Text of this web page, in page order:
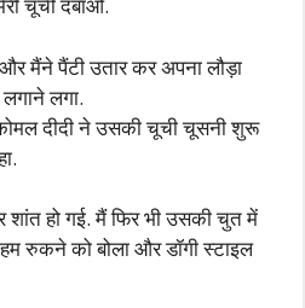
मैंने पैंटी उतार कर अपना लौड़ा
लगा.
दीदी ने उसकी चूची चूसनी शुरू
हो गई. मैं फिर भी उसकी चुत में
रुकने को बोला और डॉगी स्टाइल